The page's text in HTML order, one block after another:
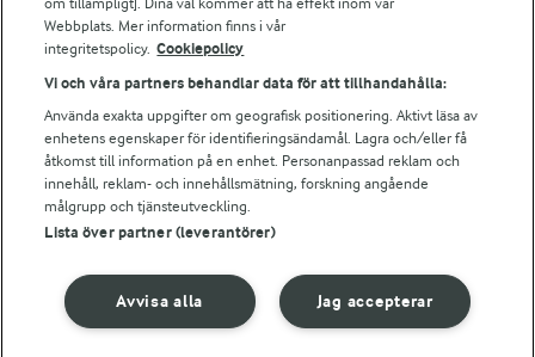
Följ oss
© 2026 Arla Foods
Ändra cookie-inställningar
Webbplats. Mer information finns i vår
integritetspolicy. Cookiepolicy
Vi och våra partners behandlar data för att tillhandahålla:
Använda exakta uppgifter om geografisk positionering. Aktivt läsa av
enhetens egenskaper för identifieringsändamål. Lagra och/eller få
åtkomst till information på en enhet. Personanpassad reklam och
innehåll, reklam- och innehållsmätning, forskning angående
målgrupp och tjänsteutveckling.
Lista över partner (leverantörer)
Jag accepterar
Avvisa alla